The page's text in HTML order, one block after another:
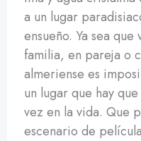
a un lugar
ensueño. Ya sea
familia, en pareja o
almeriense es
un lugar que hay
vez en la vida. Que
escenario de